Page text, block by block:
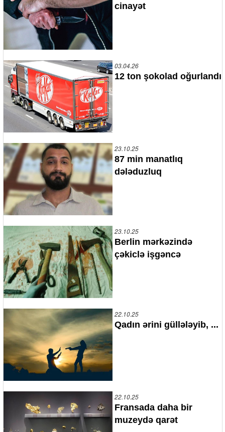
cinayət
03.04.26
12 ton şokolad oğurlandı
23.10.25
87 min manatlıq
dələduzluq
23.10.25
Berlin mərkəzində
çəkiclə işgəncə
22.10.25
Qadın ərini güllələyib, ...
22.10.25
Fransada daha bir
muzeydə qarət